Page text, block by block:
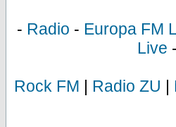
- Radio - Europa FM
Live -
Rock FM | Radio ZU |